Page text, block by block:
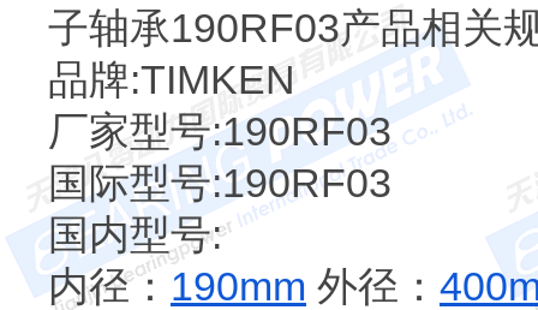
子轴承190RF03产品相关
品牌:TIMKEN
厂家型号:190RF03
国际型号:190RF03
国内型号:
内径： 190mm 外径：